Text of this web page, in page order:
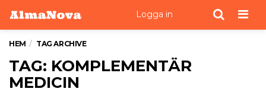
Logga in
HEM TAG ARCHIVE
TAG: KOMPLEMENTÄR
MEDICIN